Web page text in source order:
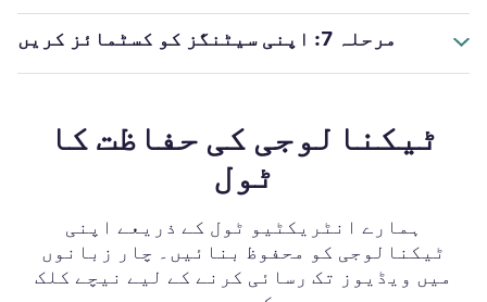
مرحلہ 7: اپنی سیٹنگز کو کسٹمائز کریں
ٹیکنالوجی کی حفاظت کا
ٹول
ہمارے انٹریکٹیو ٹول کے ذریعے اپنی
ٹیکنالوجی کو محفوظ بنائيں۔ چار زبانوں
میں ویڈیوز تک رسائی کرنے کے لیے نیچے کلک